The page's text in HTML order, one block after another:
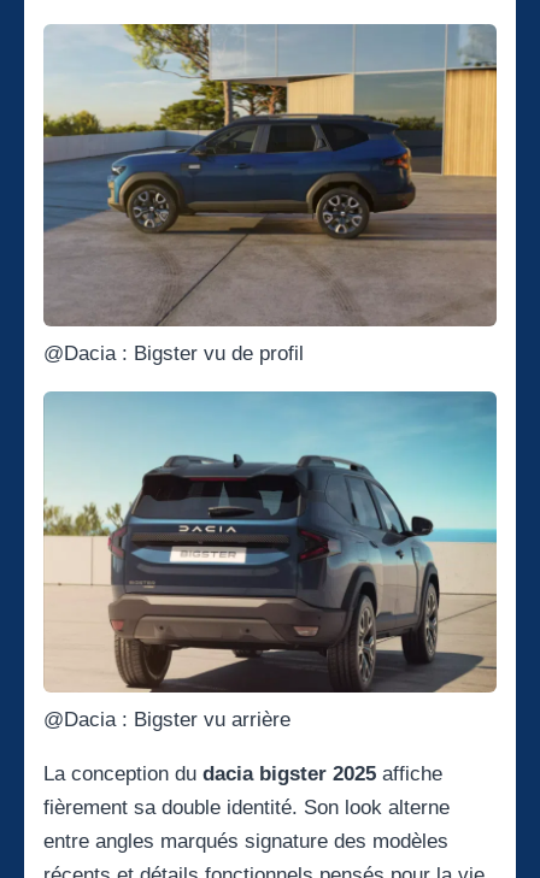
@Dacia : Bigster vu de profil
@Dacia : Bigster vu arrière
La conception du dacia bigster 2025 affiche
fièrement sa double identité. Son look alterne
entre angles marqués signature des modèles